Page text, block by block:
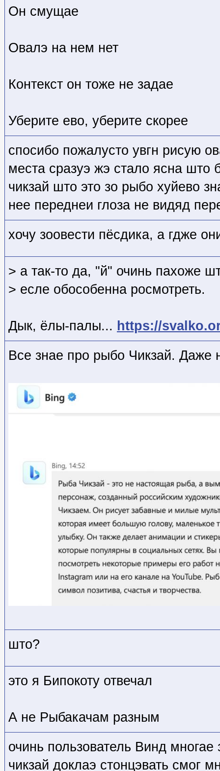
Он смущае
Овалэ на нем нет
Контекст он тоже не задае
Уберите ево, уберите скорее
спосибо пожалусто увгн рисую
места сразуэ жэ стало ясна што
чикзай што это зо рыбо хуйево
нее переднеи глоза не видяд
хочу зоовести пёсдика, а гдже
> а так-то да, "й" очинь пахоже
> есле обособенна росмотреть.
Дык, ёлы-палы... https://
Все знае про рыбо Чикзай. Даже
што?
это я Бипокоту отвечал
А не Рыбакачам разным
очинь пользователь Винд
чикзай доклаэ стонцэвать смог